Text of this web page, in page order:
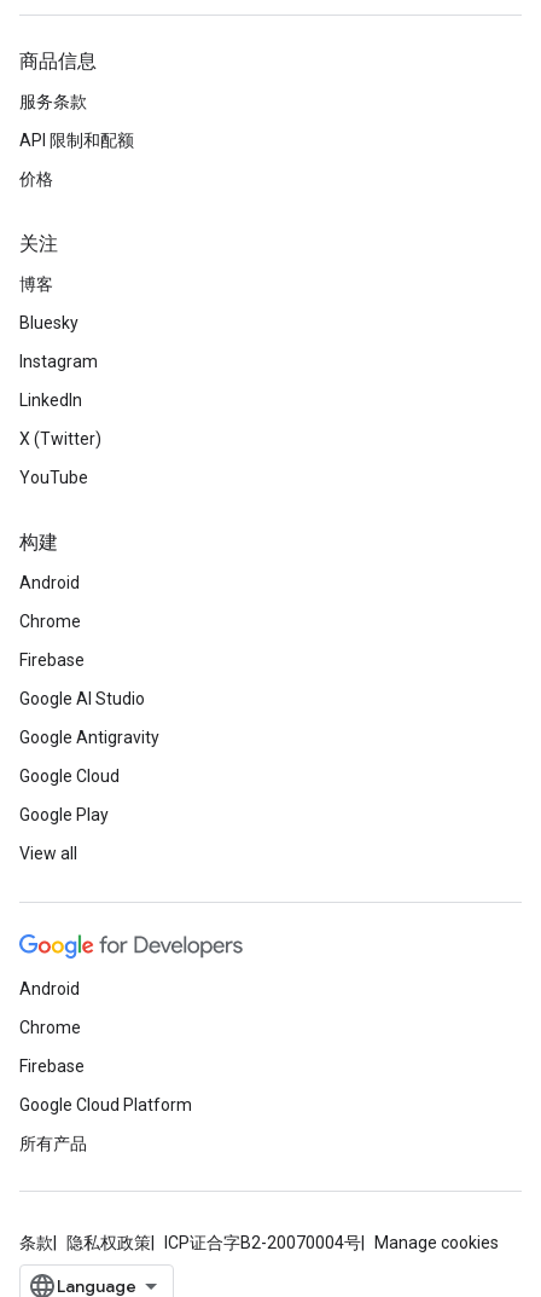
商品信息
服务条款
API 限制和配额
价格
关注
博客
Bluesky
Instagram
LinkedIn
X (Twitter)
YouTube
构建
Android
Chrome
Firebase
Google AI Studio
Google Antigravity
Google Cloud
Google Play
View all
Android
Chrome
Firebase
Google Cloud Platform
所有产品
条款 隐私权政策 ICP证合字B2-20070004号 Manage cookies